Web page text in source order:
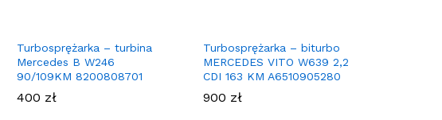
Turbosprężarka – turbina
Mercedes B W246
90/109KM 8200808701
400 zł
Turbosprężarka – biturbo
MERCEDES VITO W639 2,2
CDI 163 KM A6510905280
900 zł